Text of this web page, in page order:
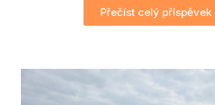
Přečíst celý příspěvek